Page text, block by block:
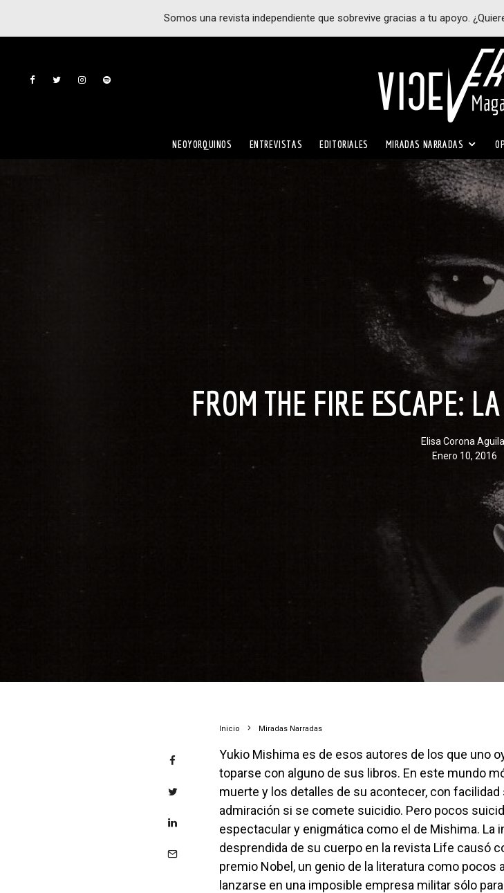
Somos una revista independiente que sobrevive gracias a tu apoyo.
NEOYORQUINOS ENTREVISTAS EDITORIALES MIRADAS NARRADAS
FROM THE FIRE ESCAPE:
Elisa Corona
enero 10, 2016
Inicio Miradas Narradas
Yukio Mishima es de esos autores de los que uno oye hablar mucho antes de
toparse con alguno de sus libros. En este mundo
muerte y los detalles de su acontecer, con facilidad
admiración si se comete suicidio. Pero pocos
espectacular y enigmática como el de Mishima. La
desprendida de su cuerpo en la revista Life causó
premio Nobel, un genio de la literatura como pocos
lanzarse en una imposible empresa militar sólo